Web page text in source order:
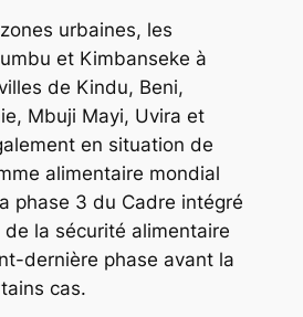
urbaines, les
et Kimbanseke à
de Kindu, Beni,
Mbuji Mayi, Uvira et
en situation de
alimentaire mondial
phase 3 du Cadre intégré
la sécurité alimentaire
dernière phase avant la
cas.